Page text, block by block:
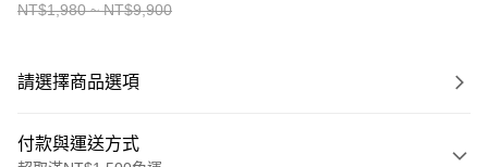
NT$1,980 ~ NT$9,900
請選擇商品選項
付款與運送方式